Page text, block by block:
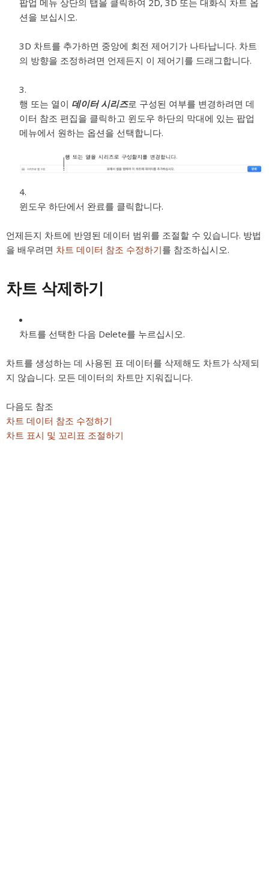
션을 보십시오.
3D 차트를 추가하면 중앙에 회전 제어기가 나타납니다. 차트
의 방향을 조정하려면 언제든지 이 제어기를 드래그합니다.
행 또는 열이 데이터 시리즈로 구성된 여부를 변경하려면 데
이터 참조 편집을 클릭하고 윈도우 하단의 막대에 있는 팝업
메뉴에서 원하는 옵션을 선택합니다.
윈도우 하단에서 완료를 클릭합니다.
언제든지 차트에 반영된 데이터 범위를 조절할 수 있습니다. 방법
을 배우려면 차트 데이터 참조 수정하기를 참조하십시오.
차트 삭제하기
차트를 선택한 다음 Delete를 누르십시오.
차트를 생성하는 데 사용된 표 데이터를 삭제해도 차트가 삭제되
지 않습니다. 모든 데이터의 차트만 지워집니다.
다음도 참조
차트 데이터 참조 수정하기
차트 표시 및 꼬리표 조절하기